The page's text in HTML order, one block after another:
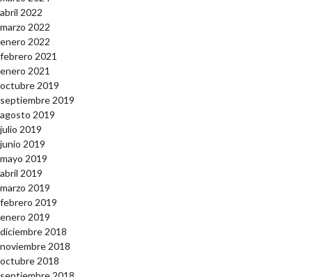
abril 2022
marzo 2022
enero 2022
febrero 2021
enero 2021
octubre 2019
septiembre 2019
agosto 2019
julio 2019
junio 2019
mayo 2019
abril 2019
marzo 2019
febrero 2019
enero 2019
diciembre 2018
noviembre 2018
octubre 2018